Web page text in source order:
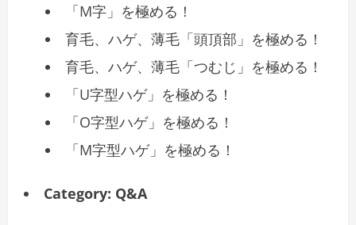
「M字」を極める！
育毛、ハゲ、薄毛「頭頂部」を極める！
育毛、ハゲ、薄毛「つむじ」を極める！
「U字型ハゲ」を極める！
「O字型ハゲ」を極める！
「M字型ハゲ」を極める！
Category: Q&A